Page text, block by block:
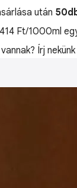
után
Ft/1000ml
Írj